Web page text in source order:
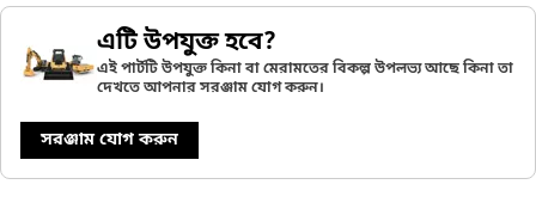
এটি উপযুক্ত হবে?
এই পার্টটি উপযুক্ত কিনা বা মেরামতের বিকল্প উপলভ্য আছে কিনা তা
দেখতে আপনার সরঞ্জাম যোগ করুন।
সরঞ্জাম যোগ করুন